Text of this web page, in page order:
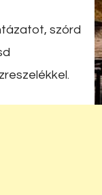
szórd